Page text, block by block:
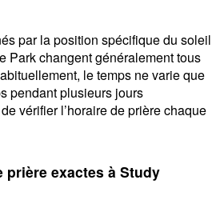
par la position spécifique du soleil
Park changent généralement tous
le temps ne varie que
pendant plusieurs jours
vérifier l’horaire de prière chaque
exactes à Study